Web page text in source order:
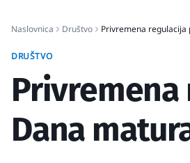
Naslovnica Društvo Privremena
DRUŠTVO
Dana